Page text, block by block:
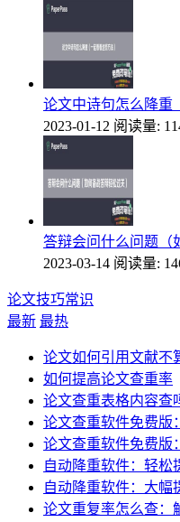
论文中诗句怎么降重
2023-01-12 阅读量:
答辩会问什么问题（
2023-03-14 阅读量:
论文技巧常识
最新 最热
论文如何引用文献不
如何提高论文查重率
论文查重表格内容查
论文查重软件免费版
论文查重软件免费版
自动降重软件：轻松
自动降重软件：大幅
论文重复率怎么查：